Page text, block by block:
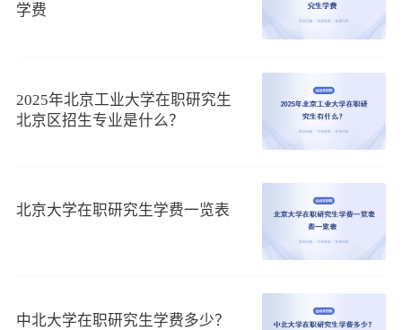
学费
2025年北京工业大学在职研究生
北京区招生专业是什么？
北京大学在职研究生学费一览表
中北大学在职研究生学费多少？